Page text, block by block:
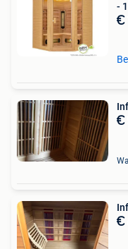
-
€
€
€